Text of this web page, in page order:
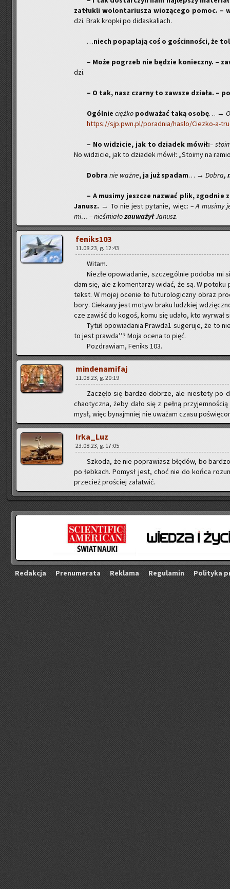
za­tłu­kli wo­lon­ta­riu­sza wio­zą­ce­go pomoc. –
dzi. Brak krop­ki po di­da­ska­liach.
…niech po­pa­pla­ją coś o go­ścin­no­ści, że
– Może po­grzeb nie bę­dzie ko­niecz­ny. –
dzi.
– O tak, nasz czar­ny to za­wsze dzia­ła. –
Ogól­nie cięż­ko pod­wa­żać taką osobę… →
https://sjp.pwn.pl/poradnia/haslo/Ciezko-a-
– No wi­dzi­cie, jak to dzia­dek mówił:–
No wi­dzi­cie, jak to dzia­dek mówił: „Sto­imy na
Dobra nie ważne, ja już spa­dam… → Dobra,
– A mu­si­my jesz­cze na­zwać plik,
Ja­nusz. → To nie jest py­ta­nie, więc:– A mu­si­my
mi… – nie­śmia­łoza­uwa­żyłJa­nusz.
fe­nik­s103
11.08.23, g. 12:43
Witam.
Nie­złe opo­wia­da­nie, szcze­gól­nie po­do­ba mi
dam się, ale z ko­men­ta­rzy widać, że są. W
tekst. W mojej oce­nie to fu­tu­ro­lo­gicz­ny obraz
bo­ry. Cie­ka­wy jest motyw braku ludz­kiej
cze za­wiść do kogoś, komu się udało, kto wy­rwał
Tytuł opo­wia­da­nia Praw­da1 su­ge­ru­je, że to
to jest praw­da’’? Moja ocena to pięć.
Po­zdra­wiam, Fe­niks 103.
min­de­na­mi­faj
11.08.23, g. 20:19
Za­czę­ło się bar­dzo do­brze, ale nie­ste­ty po
cha­otycz­na, żeby dało się z pełną
mysł, więc by­naj­mniej nie uwa­żam czasu
Ir­ka­_Luz
23.08.23, g. 17:05
Szko­da, że nie po­pra­wiasz błę­dów, bo
po łeb­kach. Po­mysł jest, choć nie do końca
prze­cież pro­ściej za­ła­twić.
Re­dak­cja Pre­nu­me­ra­ta Re­kla­ma Re­gu­la­min Po­li­ty­ka